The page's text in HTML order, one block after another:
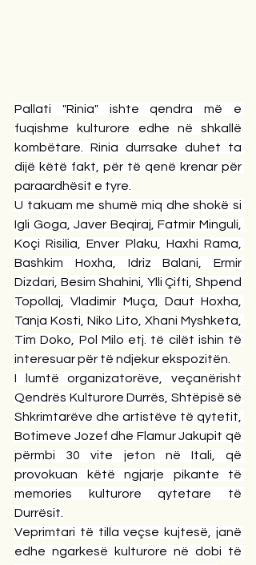
Pallati "Rinia" ishte qendra më e
fuqishme kulturore edhe në shkallë
kombëtare. Rinia durrsake duhet ta
dijë këtë fakt, për të qenë krenar për
paraardhësit e tyre.
U takuam me shumë miq dhe shokë si
Igli Goga, Javer Beqiraj, Fatmir Minguli,
Koçi Risilia, Enver Plaku, Haxhi Rama,
Bashkim Hoxha, Idriz Balani, Ermir
Dizdari, Besim Shahini, Ylli Çifti, Shpend
Topollaj, Vladimir Muça, Daut Hoxha,
Tanja Kosti, Niko Lito, Xhani Myshketa,
Tim Doko, Pol Milo etj. të cilët ishin të
interesuar për të ndjekur ekspozitën.
I lumtë organizatorëve, veçanërisht
Qendrës Kulturore Durrës, Shtëpisë së
Shkrimtarëve dhe artistëve të qytetit,
Botimeve Jozef dhe Flamur Jakupit që
përmbi 30 vite jeton në Itali, që
provokuan këtë ngjarje pikante të
memories kulturore qytetare të
Durrësit.
Veprimtari të tilla veçse kujtesë, janë
edhe ngarkesë kulturore në dobi të